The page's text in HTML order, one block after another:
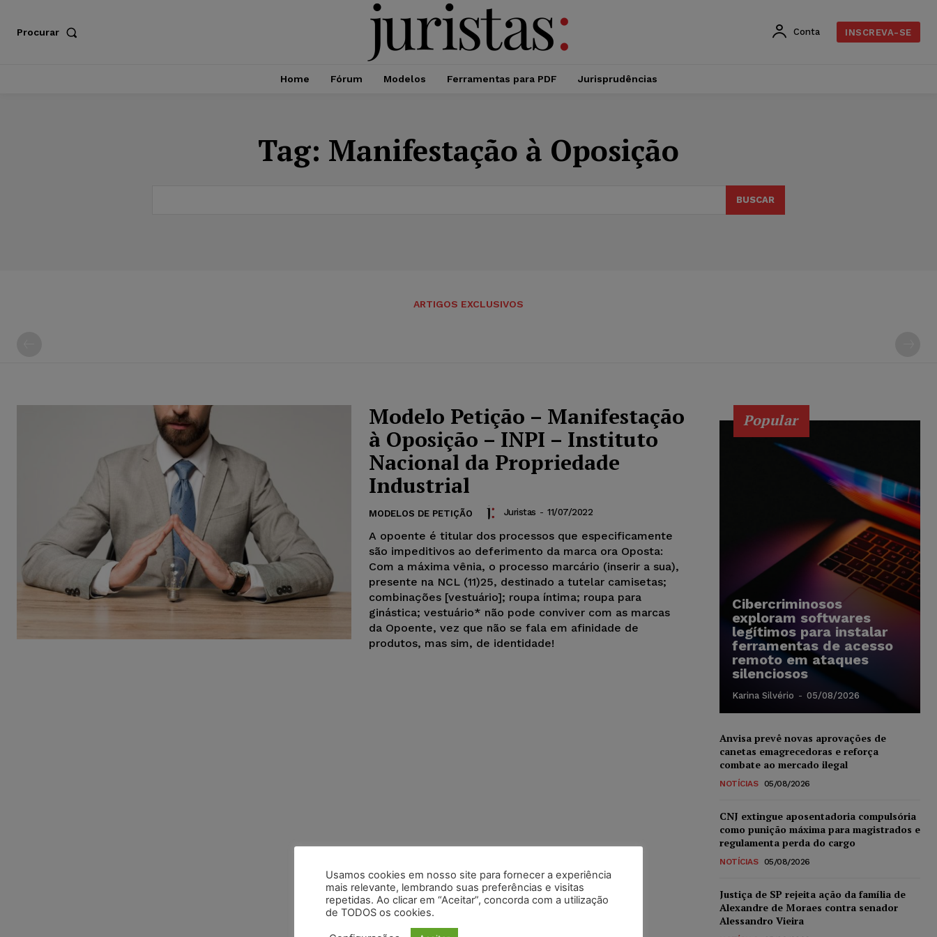
Procurar Conta INSCREVA-SE
Home Fórum Modelos Ferramentas para PDF Jurisprudências
Tag: Manifestação à Oposição
BUSCAR
ARTIGOS EXCLUSIVOS
Modelo Petição – Manifestação
à Oposição – INPI – Instituto
Nacional da Propriedade
Industrial
MODELOS DE PETIÇÃO Juristas - 11/07/2022
A opoente é titular dos processos que especificamente
são impeditivos ao deferimento da marca ora Oposta:
Com a máxima vênia, o processo marcário (inserir a sua),
presente na NCL (11)25, destinado a tutelar camisetas;
combinações [vestuário]; roupa íntima; roupa para
ginástica; vestuário* não pode conviver com as marcas
da Opoente, vez que não se fala em afinidade de
produtos, mas sim, de identidade!
Popular
Cibercriminosos
exploram softwares
legítimos para instalar
ferramentas de acesso
remoto em ataques
silenciosos
Karina Silvério - 05/08/2026
Anvisa prevê novas aprovações de
canetas emagrecedoras e reforça
combate ao mercado ilegal
NOTÍCIAS 05/08/2026
CNJ extingue aposentadoria compulsória
como punição máxima para magistrados e
regulamenta perda do cargo
NOTÍCIAS 05/08/2026
Justiça de SP rejeita ação da família de
Alexandre de Moraes contra senador
Alessandro Vieira
Usamos cookies em nosso site para fornecer a experiência
mais relevante, lembrando suas preferências e visitas
repetidas. Ao clicar em “Aceitar”, concorda com a utilização
de TODOS os cookies.